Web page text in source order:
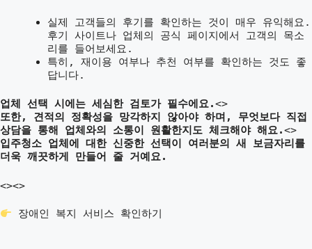
실제 고객들의 후기를 확인하는 것이 매우 유익해요.
후기 사이트나 업체의 공식 페이지에서 고객의 목소
리를 들어보세요.
특히, 재이용 여부나 추천 여부를 확인하는 것도 좋
답니다.
업체 선택 시에는 세심한 검토가 필수에요.<>
또한, 견적의 정확성을 망각하지 않아야 하며, 무엇보다 직접
상담을 통해 업체와의 소통이 원활한지도 체크해야 해요.<>
입주청소 업체에 대한 신중한 선택이 여러분의 새 보금자리를
더욱 깨끗하게 만들어 줄 거예요.
<><>
장애인 복지 서비스 확인하기